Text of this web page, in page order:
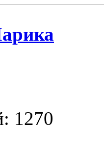
1270